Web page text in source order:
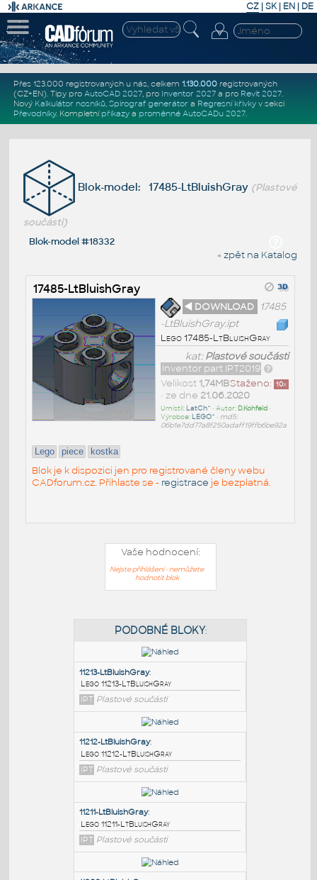
CZ | SK| EN | DE
Přes 123.000 registrovaných u nás, celkem 1.130.000registrovaných
(CZ+EN). Tipy pro AutoCAD 2027, pro Inventor 2027a pro Revit 2027.
Nový Kalkulátor nosníků, Spirograf generátor a Regresní křivkyv sekci
Převodníky. Kompletní příkazya proměnné AutoCADu 2027.
Blok-model: 17485-LtBluishGray (Plastové
součásti)
Blok-model #18332
« zpět na Katalog
17485-LtBluishGray
◄ DOWNLOAD
17485
-LtBluishGray.ipt
Lego 17485-LtBluishGray
kat:Plastové součásti
Inventor part IPT2019
Staženo: 10x
Velikost 1,74MB
• ze dne 21.06.2020
Umístil: LatCh^ • Autor: D.Kohfeld•
Výrobce: LEGO^ • md5:
06b1e7dd77a8f250adaff19ffb6be92a
Lego piece kostka
Blok je k dispozici jen pro registrované členy webu
CADforum.cz. Přihlaste se - registrace je bezplatná.
Vaše hodnocení:
Nejste přihlášeni - nemůžete
hodnotit blok
PODOBNÉ BLOKY
11213-LtBluishGray:
Lego 11213-LtBluishGray
IPT Plastové součásti
11212-LtBluishGray: